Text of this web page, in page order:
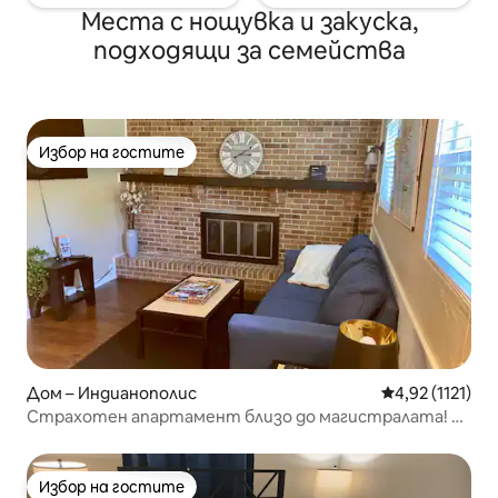
Места с нощувка и закуска,
подходящи за семейства
Избор на гостите
Избор на гостите
Дом – Индианополис Средна
4,92 (1121)
Страхотен апартамент близо до магистралата! N
Избор на гостите